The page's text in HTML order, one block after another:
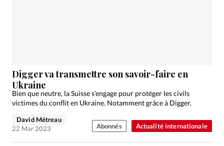
Actualité internationale
Digger va transmettre son savoir-faire en
Ukraine
Bien que neutre, la Suisse s’engage pour protéger les civils
victimes du conflit en Ukraine. Notamment grâce à Digger.
David Métreau
22 Mar 2023
Abonnés